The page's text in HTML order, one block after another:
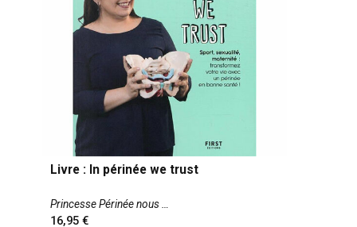
Livre : In périnée we trust
Princesse Périnée nous
16,95